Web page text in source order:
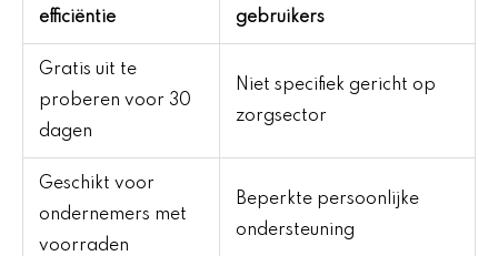
efficiëntie
gebruikers
Gratis uit te
proberen voor 30
dagen
Niet specifiek gericht op
zorgsector
Geschikt voor
ondernemers met
voorraden
Beperkte persoonlijke
ondersteuning